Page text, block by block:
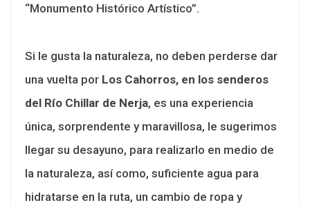
“Monumento Histórico Artístico”.
Si le gusta la naturaleza, no deben perderse dar
una vuelta por Los Cahorros, en los senderos
del Río Chillar de Nerja, es una experiencia
única, sorprendente y maravillosa, le sugerimos
llegar su desayuno, para realizarlo en medio de
la naturaleza, así como, suficiente agua para
hidratarse en la ruta, un cambio de ropa y